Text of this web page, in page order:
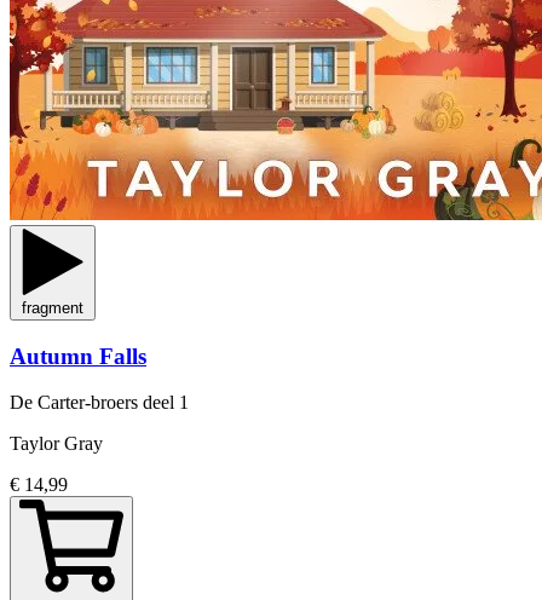
fragment
Autumn Falls
De Carter-broers deel 1
Taylor Gray
€ 14,99